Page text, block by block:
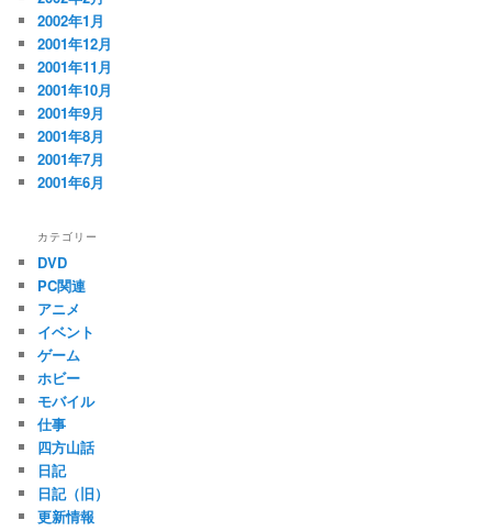
2002年1月
2001年12月
2001年11月
2001年10月
2001年9月
2001年8月
2001年7月
2001年6月
カテゴリー
DVD
PC関連
アニメ
イベント
ゲーム
ホビー
モバイル
仕事
四方山話
日記
日記（旧）
更新情報